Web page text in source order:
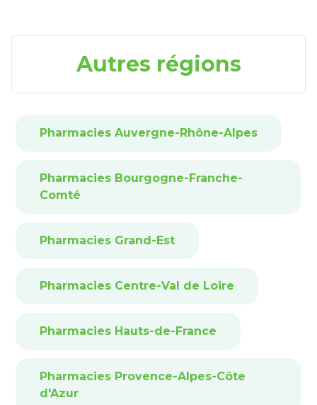
Autres régions
Pharmacies Auvergne-Rhône-Alpes
Pharmacies Bourgogne-Franche-
Comté
Pharmacies Grand-Est
Pharmacies Centre-Val de Loire
Pharmacies Hauts-de-France
Pharmacies Provence-Alpes-Côte
d'Azur